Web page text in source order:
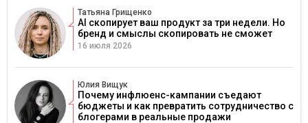
Татьяна Грищенко
AI скопирует ваш продукт за три недели. Но
бренд и смыслы скопировать не сможет
16 июля 2026
Юлия Вищук
Почему инфлюенс-кампании съедают
бюджеты и как превратить сотрудничество с
блогерами в реальные продажи